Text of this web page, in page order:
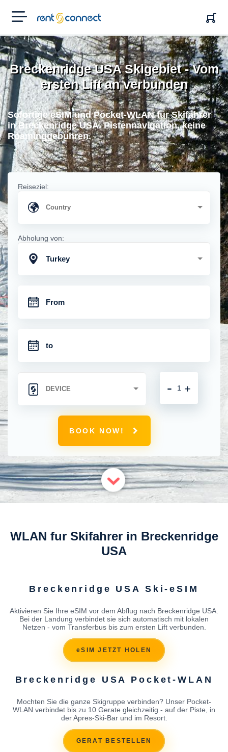
RENT'N
CONNECT
Breckenridge USA Skigebiet - Vom
ersten Lift an verbunden
Sofortige eSIM und Pocket-WLAN fur Skifahrer
in Breckenridge USA. Pistennavigation, keine
Roaminggebuhren.
Reiseziel:
Abholung von:
Turkey
+
-
BOOK NOW!
WLAN fur Skifahrer in Breckenridge
USA
Breckenridge USA Ski-eSIM
Aktivieren Sie Ihre eSIM vor dem Abflug nach Breckenridge USA.
Bei der Landung verbindet sie sich automatisch mit lokalen
Netzen - vom Transferbus bis zum ersten Lift verbunden.
eSIM JETZT HOLEN
Breckenridge USA Pocket-WLAN
Mochten Sie die ganze Skigruppe verbinden? Unser Pocket-
WLAN verbindet bis zu 10 Gerate gleichzeitig - auf der Piste, in
der Apres-Ski-Bar und im Resort.
GERAT BESTELLEN